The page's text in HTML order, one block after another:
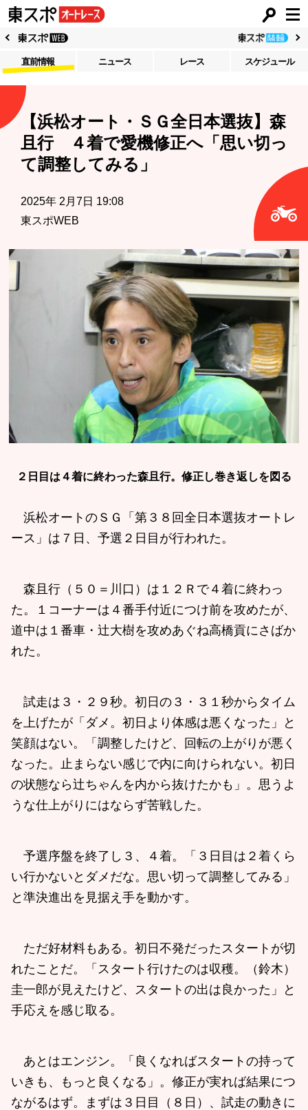
直前情報 ニュース レース スケジュール
【浜松オート・ＳＧ全日本選抜】森
且行 ４着で愛機修正へ「思い切っ
て調整してみる」
2025年 2月7日 19:08
東スポWEB
２日目は４着に終わった森且行。修正し巻き返しを図る
浜松オートのＳＧ「第３８回全日本選抜オートレ
ース」は７日、予選２日目が行われた。
森且行（５０＝川口）は１２Ｒで４着に終わっ
た。１コーナーは４番手付近につけ前を攻めたが、
道中は１番車・辻大樹を攻めあぐね高橋貢にさばか
れた。
試走は３・２９秒。初日の３・３１秒からタイム
を上げたが「ダメ。初日より体感は悪くなった」と
笑顔はない。「調整したけど、回転の上がりが悪く
なった。止まらない感じで内に向けられない。初日
の状態なら辻ちゃんを内から抜けたかも」。思うよ
うな仕上がりにはならず苦戦した。
予選序盤を終了し３、４着。「３日目は２着くら
い行かないとダメだな。思い切って調整してみる」
と準決進出を見据え手を動かす。
ただ好材料もある。初日不発だったスタートが切
れたことだ。「スタート行けたのは収穫。（鈴木）
圭一郎が見えたけど、スタートの出は良かった」と
手応えを感じ取る。
あとはエンジン。「良くなればスタートの持って
いきも、もっと良くなる」。修正が実れば結果につ
ながるはず。まずは３日目（８日）、試走の動きに